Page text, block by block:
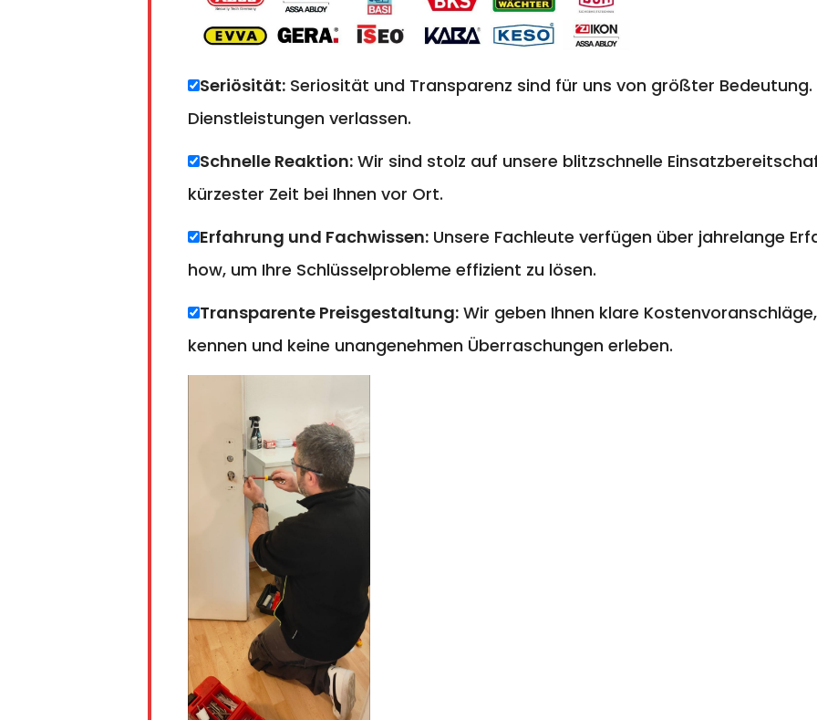
Seriösität: Seriosität und Transparenz sind für uns von größter
Dienstleistungen verlassen.
Schnelle Reaktion: Wir sind stolz auf unsere blitzschnelle
kürzester Zeit bei Ihnen vor Ort.
Erfahrung und Fachwissen: Unsere Fachleute verfügen über jahrelange
how, um Ihre Schlüsselprobleme effizient zu lösen.
Transparente Preisgestaltung: Wir geben Ihnen klare
kennen und keine unangenehmen Überraschungen erleben.